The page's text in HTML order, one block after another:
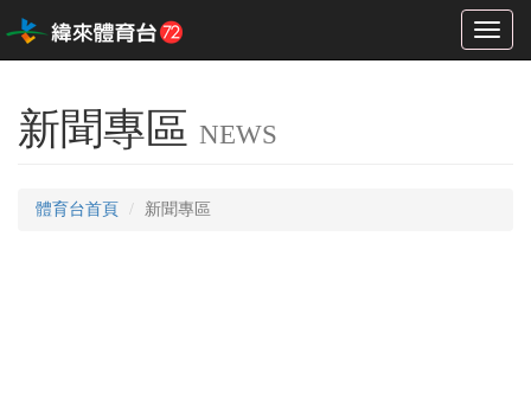
Toggle
新聞專區 NEWS
體育台首頁 新聞專區